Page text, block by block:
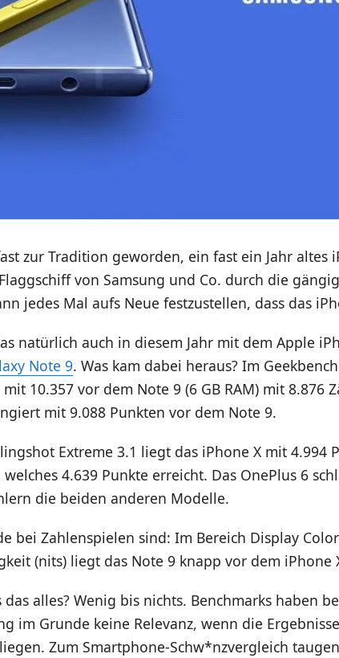
zur Tradition geworden, ein fast ein Jahr altes
von Samsung und Co. durch die
jedes Mal aufs Neue festzustellen, dass das
natürlich auch in diesem Jahr mit dem Apple
Note 9. Was kam dabei heraus? Im
mit 10.357 vor dem Note 9 (6 GB RAM) mit 8.876
mit 9.088 Punkten vor dem Note 9.
Extreme 3.1 liegt das iPhone X mit 4.994
4.639 Punkte erreicht. Das OnePlus 6
die beiden anderen Modelle.
bei Zahlenspielen sind: Im Bereich Display
(nits) liegt das Note 9 knapp vor dem iPhone
das alles? Wenig bis nichts. Benchmarks haben
im Grunde keine Relevanz, wenn die
Zum Smartphone-Schw*nzvergleich